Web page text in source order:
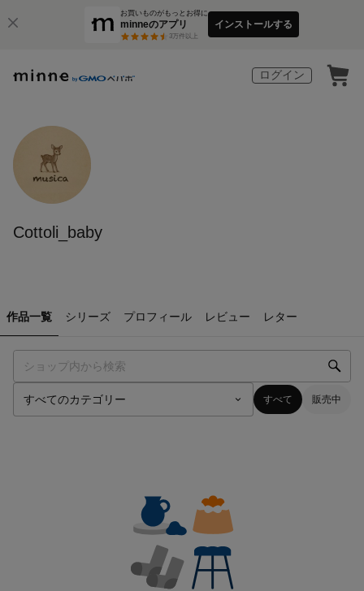
お買いものがもっとお得に
minneのアプリ
3万件以上
インストールする
ログイン
Cottoli_baby
作品一覧 シリーズ プロフィール レビュー レター
すべて 販売中